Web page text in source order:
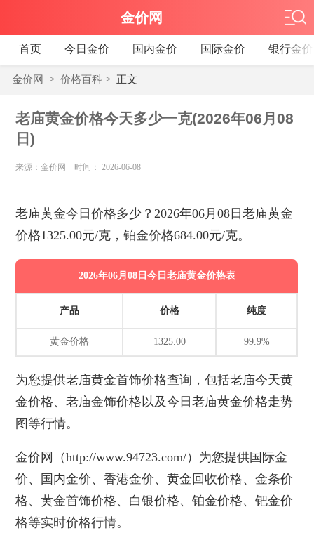
金价网
首页 今日金价 国内金价 国际金价 银行金价
金价网 > 价格百科> 正文
老庙黄金价格今天多少一克(2026年06月08
日)
来源：金价网 时间： 2026-06-08
老庙黄金今日价格多少？2026年06月08日老庙黄金
价格1325.00元/克，铂金价格684.00元/克。
2026年06月08日今日老庙黄金价格表
产品 价格 纯度
黄金价格 1325.00 99.9%
为您提供老庙黄金首饰价格查询，包括老庙今天黄
金价格、老庙金饰价格以及今日老庙黄金价格走势
图等行情。
金价网
（http://www.94723.com/）为您提供国际金
价、国内金价、香港金价、黄金回收价格、金条价
格、黄金首饰价格、白银价格、铂金价格、钯金价
格等实时价格行情。